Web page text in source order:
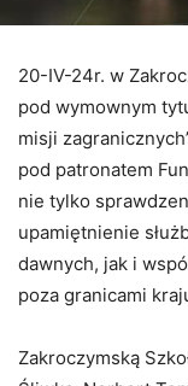
20-IV-24r. w
pod wymownym
misji
pod patronatem
nie tylko
upamiętnienie
dawnych, jak i
poza granicami
Zakroczymską